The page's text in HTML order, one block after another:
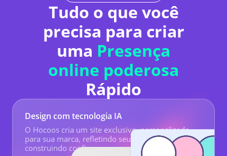
Tudo o que você
precisa para criar
uma Presença
online poderosa
Rápido
Design com tecnologia IA
O Hocoos cria um site exclusivo, personalizado
para sua marca, refletindo seu profissionalismo e
construindo confiança com os clientes.